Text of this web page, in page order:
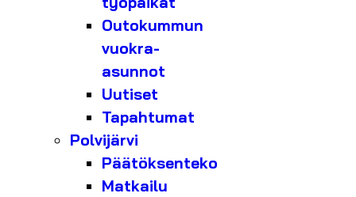
Outokummun
vuokra-
asunnot
Uutiset
Tapahtumat
Polvijärvi
Päätöksenteko
Matkailu